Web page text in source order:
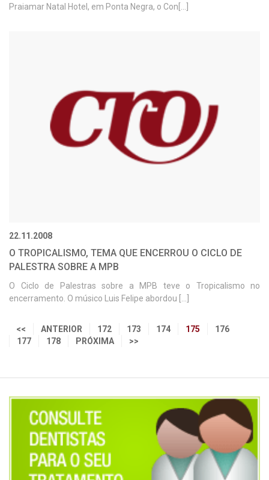
Praiamar Natal Hotel, em Ponta Negra, o Con[...]
22.11.2008
O TROPICALISMO, TEMA QUE ENCERROU O CICLO DE
PALESTRA SOBRE A MPB
O Ciclo de Palestras sobre a MPB teve o Tropicalismo no
encerramento. O músico Luis Felipe abordou [...]
<< ANTERIOR 172 173 174 175
176
177
178 PRÓXIMA >>